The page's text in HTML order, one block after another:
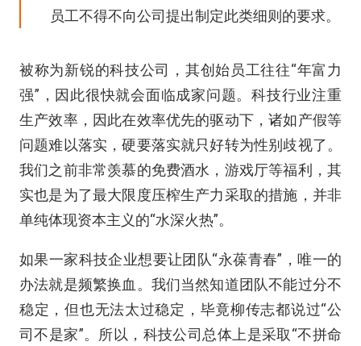
员工不得不向公司提出制定此类细则的要求。
被称为新锐的科技公司，其创始员工往往“年富力
强”，因此很快就会面临成家问题。科技行业注重
生产效率，因此在效率优先的驱动下，诸如产假等
问题难以落实，硬要落实就只好转为性别歧视了。
我们之前非常羡慕的免费酒水，游戏厅等福利，其
实也是为了最大限度压榨生产力采取的措施，并非
单纯体现资本主义的“水深火热”。
如果一家科技企业想要让团队“永葆青春”，唯一的
办法就是频繁换血。我们当然知道团队不能过分不
稳定，但也无法太过稳定，毕竟柳传志都说过“公
司不是家”。所以，科技公司总体上是采取“不拼命